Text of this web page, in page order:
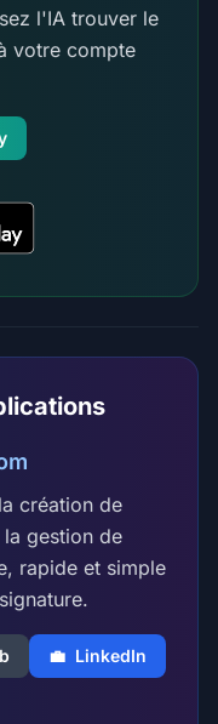
l'IA trouver le
votre compte
création de
la gestion de
rapide et simple
💼 LinkedIn